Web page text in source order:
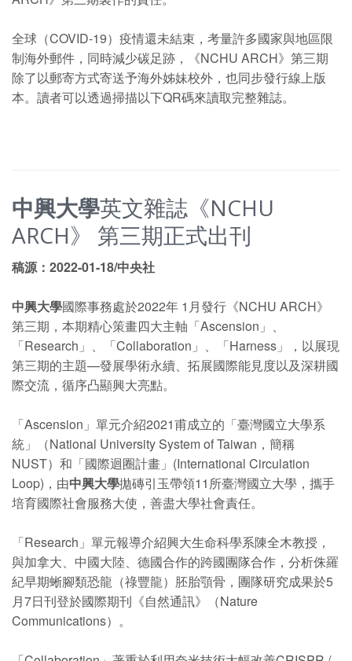
全球（COVID-19）疫情還未結束，考量許多國家與地區限
制海外郵件，同時減少碳足跡，《NCHU ARCH》第三期
除了以郵寄方式寄送予海外姊妹校外，也同步發行線上版
本。讀者可以透過掃描以下QR碼來讀取完整雜誌。
中興大學英文雜誌《NCHU
ARCH》 第三期正式出刊
稿源：2022-01-18/中央社
中興大學國際事務處於2022年 1月發行《NCHU ARCH》
第三期，本期精心策畫四大主軸「Ascension」、
「Research」、「Collaboration」、「Harness」，以展現
第三期的主題—發展學術永續、拓展國際能見度以及深耕國
際交流，循序凸顯興大亮點。
「Ascension」單元介紹2021甫成立的「臺灣國立大學系
統」（National University System of Taiwan，簡稱
NUST）和「國際迴圈計畫」(International Circulation
Loop)，由中興大學拋磚引玉帶領11所臺灣國立大學，攜手
培育國際社會服務大使，善盡大學社會責任。
「Research」單元報導介紹興大生命科學系陳全木教授，
與加拿大、中國大陸、德國合作的跨國團隊合作，分析侏羅
紀早期蜥腳類恐龍（祿豐龍）胚胎顎骨，團隊研究成果於5
月7日刊登於國際期刊《自然通訊》（Nature
Communications）。